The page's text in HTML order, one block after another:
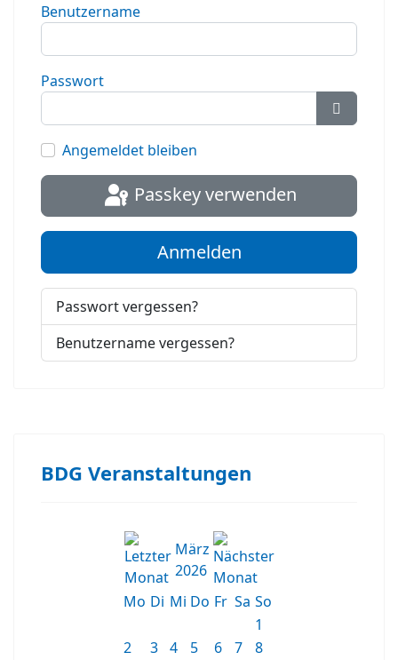
Benutzername
Passwort
Angemeldet bleiben
Passkey verwenden
Anmelden
Passwort vergessen?
Benutzername vergessen?
BDG Veranstaltungen
März
2026
Mo Di Mi Do Fr Sa So
1
2
3 4 5 6 7
8